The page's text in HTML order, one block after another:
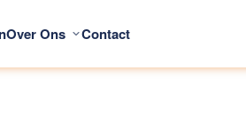
Over Ons Contact